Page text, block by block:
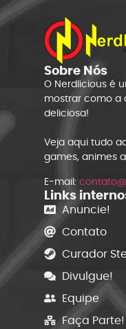
Sobre Nós
O Nerdlicious é
mostrar como a
deliciosa!
Veja aqui tudo
games, animes
E-mail:
Links
Anuncie!
Contato
Curador
Divulgue!
Equipe
Faça Parte!